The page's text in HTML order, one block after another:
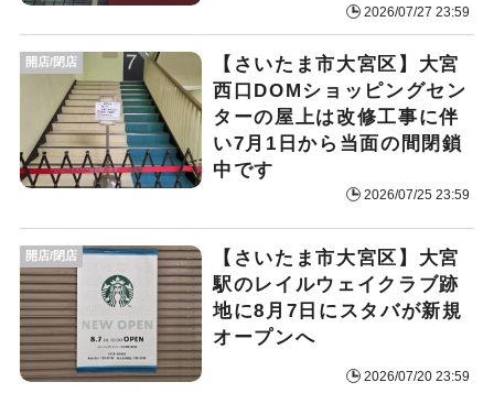
2026/07/27 23:59
【さいたま市大宮区】大宮
西口DOMショッピングセン
ターの屋上は改修工事に伴
い7月1日から当面の間閉鎖
中です
2026/07/25 23:59
開店/閉店
【さいたま市大宮区】大宮
駅のレイルウェイクラブ跡
地に8月7日にスタバが新規
オープンへ
2026/07/20 23:59
開店/閉店